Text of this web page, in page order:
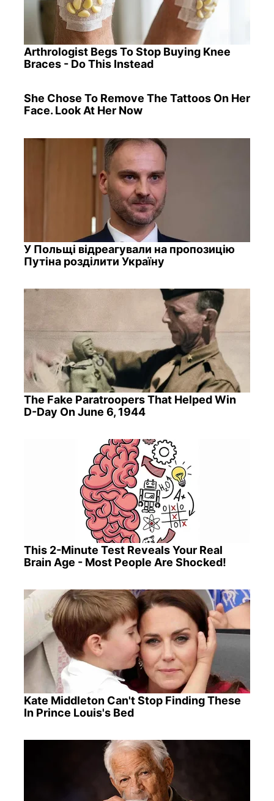
Arthrologist Begs To Stop Buying Knee
Braces - Do This Instead
She Chose To Remove The Tattoos On Her
Face. Look At Her Now
У Польщі відреагували на пропозицію
Путіна розділити Україну
The Fake Paratroopers That Helped Win
D-Day On June 6, 1944
This 2-Minute Test Reveals Your Real
Brain Age - Most People Are Shocked!
Kate Middleton Can't Stop Finding These
In Prince Louis's Bed